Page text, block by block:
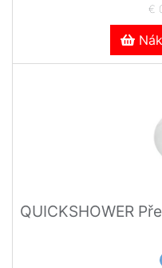
€
QUICKSHOWER